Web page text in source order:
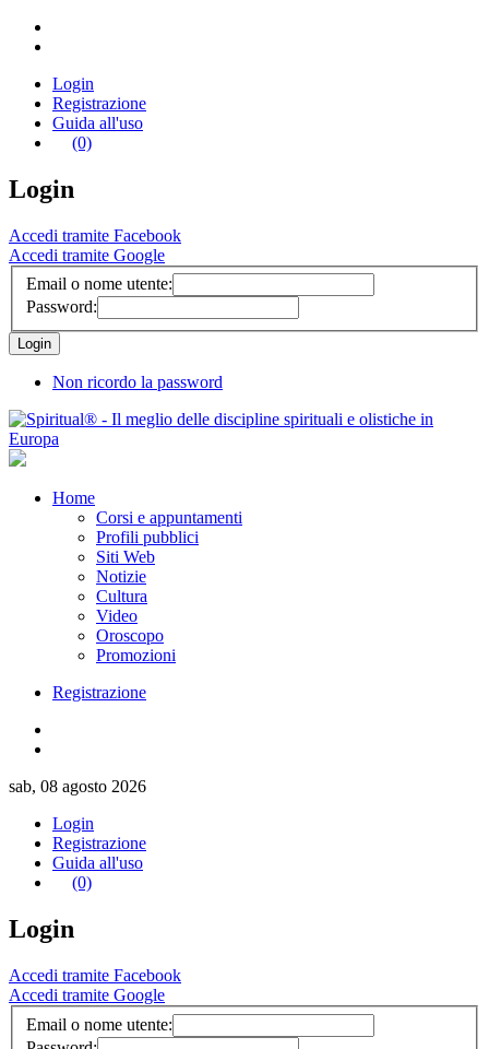
Login
Registrazione
Guida all'uso
(0)
Login
Accedi tramite Facebook
Accedi tramite Google
Email o nome utente:
Password:
Non ricordo la password
Home
Corsi e appuntamenti
Profili pubblici
Siti Web
Notizie
Cultura
Video
Oroscopo
Promozioni
Registrazione
sab, 08 agosto 2026
Login
Registrazione
Guida all'uso
(0)
Login
Accedi tramite Facebook
Accedi tramite Google
Email o nome utente: